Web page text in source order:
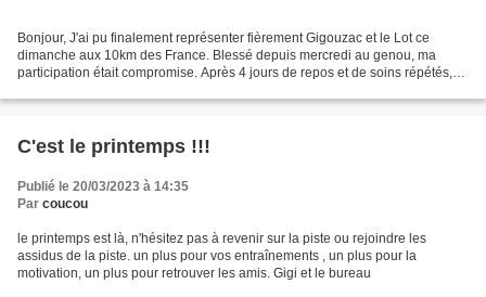
Bonjour, J'ai pu finalement représenter fièrement Gigouzac et le Lot ce
dimanche aux 10km des France. Blessé depuis mercredi au genou, ma
participation était compromise. Après 4 jours de repos et de soins répétés,
C'est le printemps !!!
Publié le 20/03/2023 à 14:35
Par coucou
le printemps est là, n'hésitez pas à revenir sur la piste ou rejoindre les
assidus de la piste. un plus pour vos entraînements , un plus pour la
motivation, un plus pour retrouver les amis. Gigi et le bureau